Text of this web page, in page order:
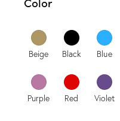
Beige Black Blue
Purple Red Violet